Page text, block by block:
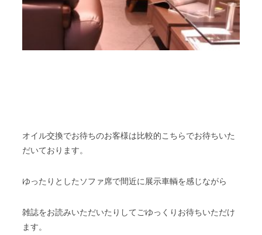
オイル交換でお待ちのお客様は比較的こちらでお待ちいた
だいております。
ゆったりとしたソファ席で間近に展示車輌を感じながら
雑誌をお読みいただいたりしてごゆっくりお待ちいただけ
ます。